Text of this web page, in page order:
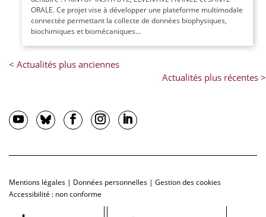
ORALE. Ce projet vise à développer une plateforme multimodale
connectée permettant la collecte de données biophysiques,
biochimiques et biomécaniques...
Mentions légales | Données personnelles | Gestion des cookies
Accessibilité : non conforme